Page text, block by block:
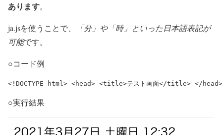
あります。
ja.jsを使うことで、
「分」や「時」といった日本語表記が
可能です。
○コード例
<!DOCTYPE html> <head> <title>テスト画面</title>
○実行結果